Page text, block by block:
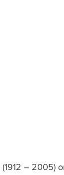
– 2005)